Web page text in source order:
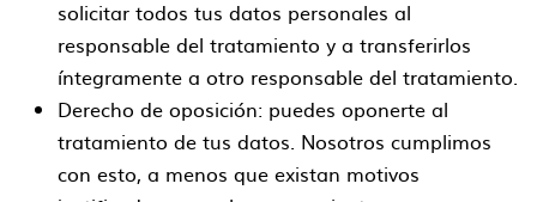
solicitar todos tus datos personales al
responsable del tratamiento y a transferirlos
íntegramente a otro responsable del tratamiento.
Derecho de oposición: puedes oponerte al
tratamiento de tus datos. Nosotros cumplimos
con esto, a menos que existan motivos